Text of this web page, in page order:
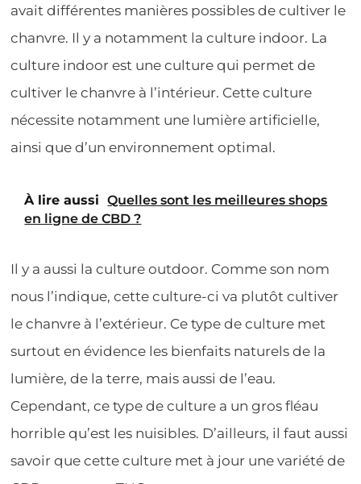
avait différentes manières possibles de cultiver le
chanvre. Il y a notamment la culture indoor. La
culture indoor est une culture qui permet de
cultiver le chanvre à l’intérieur. Cette culture
nécessite notamment une lumière artificielle,
ainsi que d’un environnement optimal.
À lire aussi
Quelles sont les meilleures shops
en ligne de CBD ?
Il y a aussi la culture outdoor. Comme son nom
nous l’indique, cette culture-ci va plutôt cultiver
le chanvre à l’extérieur. Ce type de culture met
surtout en évidence les bienfaits naturels de la
lumière, de la terre, mais aussi de l’eau.
Cependant, ce type de culture a un gros fléau
horrible qu’est les nuisibles. D’ailleurs, il faut aussi
savoir que cette culture met à jour une variété de